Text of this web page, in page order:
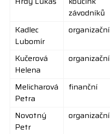
závodníků
Kadlec
Lubomír
organizační
Kučerová
Helena
organizační
Melicharová
Petra
finanční
Novotný
Petr
organizační